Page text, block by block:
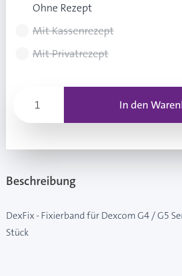
Ohne Rezept
Mit Kassenrezept
Mit Privatrezept
In den
Beschreibung
DexFix - Fixierband für Dexcom G4 / G5
Stück